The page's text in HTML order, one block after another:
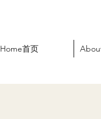
Home首页